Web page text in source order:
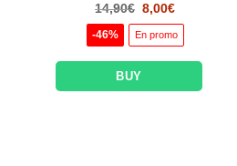
14,90€ Le
initial
était :
8,00€Le
actuel
est :
-46% En promo
BUY